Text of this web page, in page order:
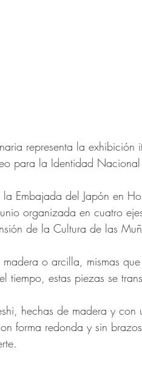
representa la exhibición
para la Identidad
Embajada del Japón en
organizada en cuatro
de la Cultura de las
o arcilla, mismas
estas piezas se
hechas de madera y
forma redonda y sin